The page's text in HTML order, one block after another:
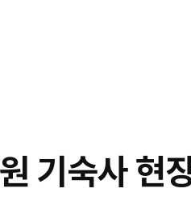
기숙사 현